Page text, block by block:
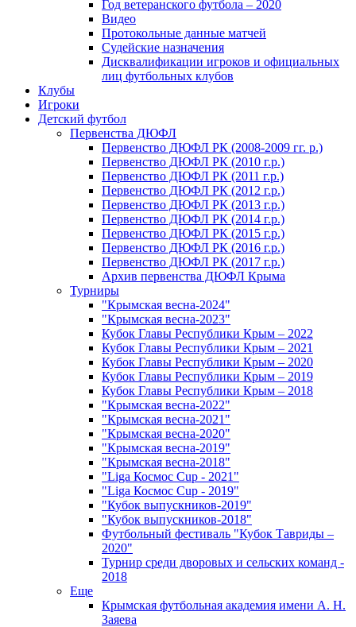
Год ветеранского футбола – 2020
Видео
Протокольные данные матчей
Судейские назначения
Дисквалификации игроков и официальных
лиц футбольных клубов
Клубы
Игроки
Детский футбол
Первенства ДЮФЛ
Первенство ДЮФЛ РК (2008-2009 гг. р.)
Первенство ДЮФЛ РК (2010 г.р.)
Первенство ДЮФЛ РК (2011 г.р.)
Первенство ДЮФЛ РК (2012 г.р.)
Первенство ДЮФЛ РК (2013 г.р.)
Первенство ДЮФЛ РК (2014 г.р.)
Первенство ДЮФЛ РК (2015 г.р.)
Первенство ДЮФЛ РК (2016 г.р.)
Первенство ДЮФЛ РК (2017 г.р.)
Архив первенства ДЮФЛ Крыма
Турниры
"Крымская весна-2024"
"Крымская весна-2023"
Кубок Главы Республики Крым – 2022
Кубок Главы Республики Крым – 2021
Кубок Главы Республики Крым – 2020
Кубок Главы Республики Крым – 2019
Кубок Главы Республики Крым – 2018
"Крымская весна-2022"
"Крымская весна-2021"
"Крымская весна-2020"
"Крымская весна-2019"
"Крымская весна-2018"
"Liga Космос Cup - 2021"
"Liga Космос Cup - 2019"
"Кубок выпускников-2019"
"Кубок выпускников-2018"
Футбольный фестиваль "Кубок Тавриды –
2020"
Турнир среди дворовых и сельских команд -
2018
Еще
Крымская футбольная академия имени А. Н.
Заяева